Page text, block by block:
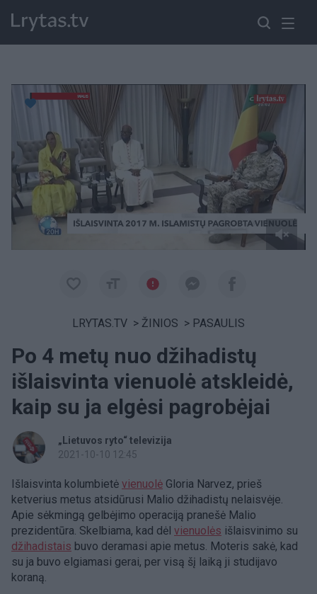
Paremkite Ukrainą
LRYTAS.TV > ŽINIOS > PASAULIS
Po 4 metų nuo džihadistų
išlaisvinta vienuolė atskleidė,
kaip su ja elgėsi pagrobėjai
„Lietuvos ryto“ televizija
2021-10-10 12:45
Išlaisvinta kolumbietė vienuolė Gloria Narvez, prieš
ketverius metus atsidūrusi Malio džihadistų nelaisvėje.
Apie sėkmingą gelbėjimo operaciją pranešė Malio
prezidentūra. Skelbiama, kad dėl vienuolės išlaisvinimo su
džihadistais buvo deramasi apie metus. Moteris sakė, kad
su ja buvo elgiamasi gerai, per visą šį laiką ji studijavo
koraną.